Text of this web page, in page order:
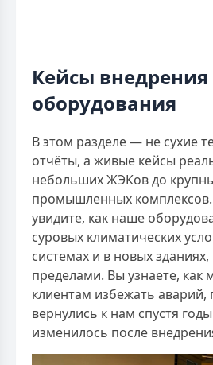
Кейсы
оборудования
В этом разделе — не сухие
отчёты, а живые кейсы
небольших ЖЭКов до
промышленных
увидите, как наше
суровых климатических
системах и в новых зданиях,
пределами. Вы узнаете, как
клиентам избежать аварий,
вернулись к нам спустя
изменилось после